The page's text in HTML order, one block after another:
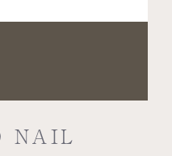
NAIL